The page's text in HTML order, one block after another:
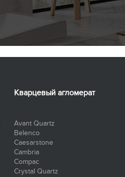
Кварцевый агломерат
Avant Quartz
Belenco
Caesarstone
Cambria
Compac
Crystal Quartz